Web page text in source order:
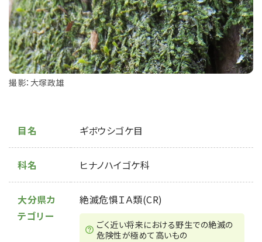
撮影：大塚政雄
目名 ギボウシゴケ目
科名 ヒナノハイゴケ科
大分県カ
テゴリー
絶滅危惧ＩＡ類(CR)
ごく近い将来における野⽣での絶滅の
危険性が極めて⾼いもの